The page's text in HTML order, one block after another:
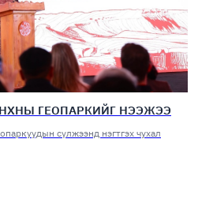
ГЕОПАРКИЙГ НЭЭЖЭЭ
сүлжээнд нэгтгэх чухал